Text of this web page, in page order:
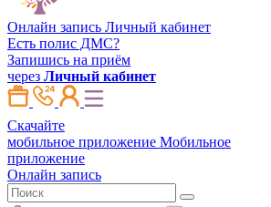
Онлайн запись Личный кабинет
Есть полис ДМС?
Запишись на приём
через Личный кабинет
Скачайте
мобильное приложение Мобильное
приложение
Онлайн запись